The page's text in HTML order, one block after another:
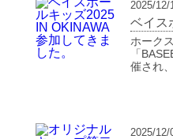
2025/12/
ベイス
ホーク
「
催され
2025/12/